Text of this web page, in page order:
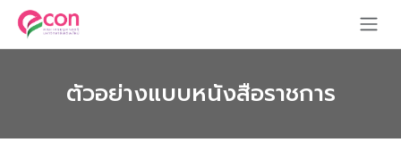
ตัวอย่างแบบหนังสือราชการ